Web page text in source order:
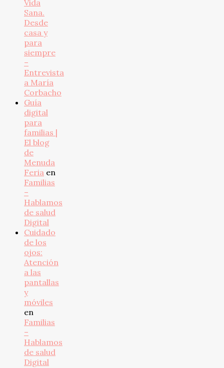
Vida
Sana.
Desde
casa y
para
siempre
–
Entrevista
a María
Corbacho
Guía
digital
para
familias |
El blog
de
Menuda
Feria en
Familias
–
Hablamos
de salud
Digital
Cuidado
de los
ojos:
Atención
a las
pantallas
y
móviles
en
Familias
–
Hablamos
de salud
Digital